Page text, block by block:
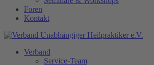
Foren
Kontakt
Verband
Service-Team